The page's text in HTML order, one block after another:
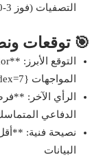
التصفيات (فوز 3‑0 على أنغيلا وتعادل 1‑1 مع سورينام)
🎯 توقعات
المواجهات {index=7}.
الدفاعي
البيانات